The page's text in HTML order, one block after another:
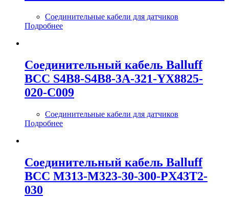
Соединительные кабели для датчиков
Подробнее
Соединительный кабель Balluff
BCC S4B8-S4B8-3A-321-YX8825-
020-C009
Соединительные кабели для датчиков
Подробнее
Соединительный кабель Balluff
BCC M313-M323-30-300-PX43T2-
030